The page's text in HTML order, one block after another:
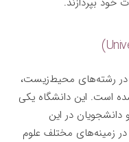
در رشته‌های محیط‌زیست،
است. این دانشگاه یکی
دانشجویان در این
زمینه‌های مختلف علوم